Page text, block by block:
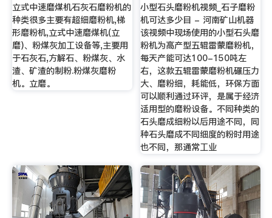
立式中速磨煤机石灰石磨粉机的
种类很多主要有超细磨粉机,梯
形磨粉机,立式中速磨煤机(立
磨)、粉煤灰加工设备等,主要用
于石灰石,方解石、粉煤灰、水
渣、矿渣的制粉.粉煤灰磨粉
机。立磨。
小型石头磨粉机视频_石子磨粉
机可达多少目 - 河南矿山机器
该视频中现场使用的小型石头磨
粉机为高产型五辊雷蒙磨粉机，
每天产能可达100-150吨左
右，这款五辊雷蒙磨粉机碾压力
大、磨粉细，耗能低，环保方面
可以顺利通过环评，是属于经济
适用型的磨粉设备。不同种类的
石头磨成细粉以后用途不同，同
种石头磨成不同细度的粉时用途
也不同，那通常工业